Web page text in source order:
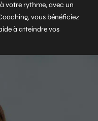
votre rythme, avec un
vous bénéficiez
à atteindre vos